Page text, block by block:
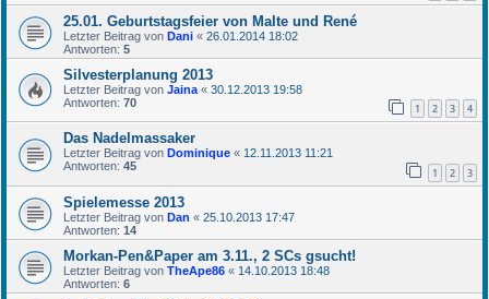
25.01. Geburtstagsfeier von Malte und René
Letzter Beitrag von Dani « 26.01.2014 18:02
Antworten: 5
Silvesterplanung 2013
Letzter Beitrag von Jaina « 30.12.2013 19:58
Antworten: 70 1 2 3 4
Das Nadelmassaker
Letzter Beitrag von Dominique « 12.11.2013 11:21
Antworten: 45 1 2 3
Spielemesse 2013
Letzter Beitrag von Dan « 25.10.2013 17:47
Antworten: 14
Morkan-Pen&Paper am 3.11., 2 SCs gsucht!
Letzter Beitrag von TheApe86 « 14.10.2013 18:48
Antworten: 6